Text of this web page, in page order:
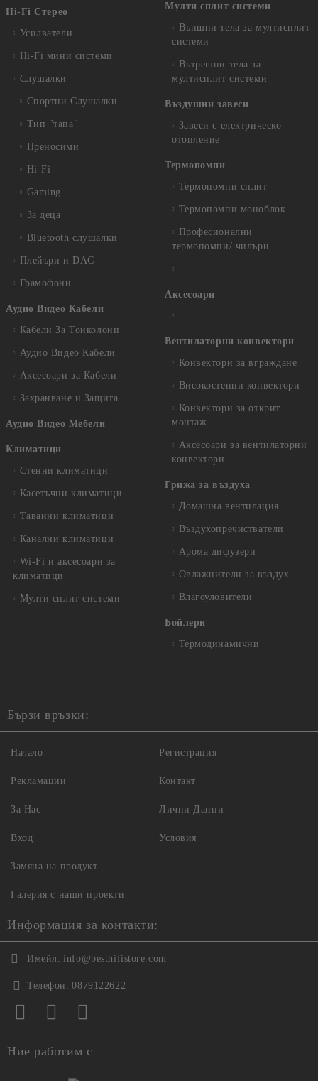
Hi-Fi Стерео
Усилватели
Hi-Fi мини системи
Слушалки
Спортни Слушалки
Тип "тапа"
Преносими
Hi-Fi
Gaming
За деца
Bluetooth слушалки
Плейъри и DAC
Грамофони
Аудио Видео Кабели
Кабели За Тонколони
Аудио Видео Кабели
Аксесоари за Кабели
Захранване и Защита
Аудио Видео Мебели
Климатици
Стенни климатици
Касетъчни климатици
Таванни климатици
Канални климатици
Wi-Fi и аксесоари за
климатици
Мулти сплит системи
Мулти сплит системи
Външни тела за мултисплит
системи
Вътрешни тела за
мултисплит системи
Въздушни завеси
Завеси с електрическо
отопление
Термопомпи
Термопомпи сплит
Термопомпи моноблок
Професионални
термопомпи/ чилъри
Аксесоари
Вентилаторни конвектори
Конвектори за вграждане
Високостенни конвектори
Конвектори за открит
монтаж
Аксесоари за вентилаторни
конвектори
Грижа за въздуха
Домашна вентилация
Въздухопречистватели
Арома дифузери
Овлажнители за въздух
Влагоуловители
Бойлери
Термодинамични
Бързи връзки:
Начало
Рекламации
За Нас
Вход
Регистрация
Контакт
Лични Данни
Условия
Замяна на продукт
Галерия с наши проекти
Информация за контакти:
Имейл: info@besthifistore.com
Телефон: 0879122622
Ние работим с